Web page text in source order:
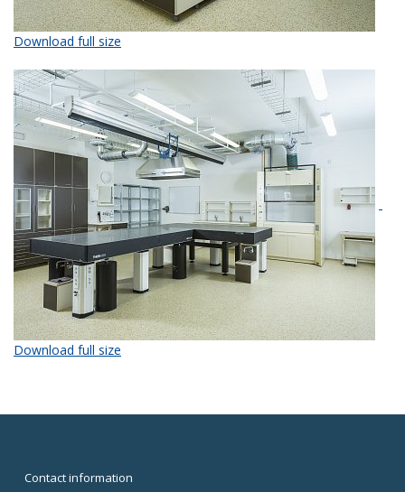
Download full size
Download full size
Contact information